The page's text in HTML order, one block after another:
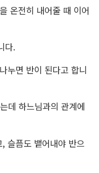
온전히 내어줄 때 이어
다.
누면 반이 된다고 합니
데 하느님과의 관계에
슬픔도 뱉어내야 반으